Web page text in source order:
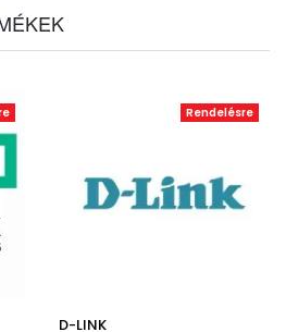
Rendelésre
D-LINK